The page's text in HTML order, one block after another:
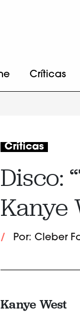
Críticas
Críticas
Disco:
Kanye
/ Por: Cleber
Kanye West